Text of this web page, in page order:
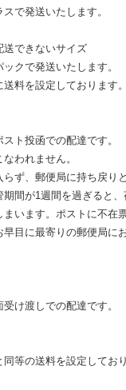
で発送いたします。
できないサイズ
クで発送いたします。
料を設定しております。
ト投函での配達です。
われません。
らず、郵便局に持ち戻り
間が1週間を過ぎると、
います。ポストに不在
目に最寄りの郵便局に
け渡しでの配達です。
等の送料を設定してお